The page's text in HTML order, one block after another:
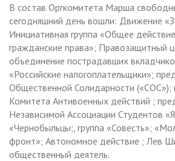
В состав Оргкомитета Марша
сегодняшний день вошли: Движение
Инициативная группа «Общее
гражданские права»; Правозащитный
объединение пострадавших
«Российские налогоплательщики»;
Общественной Солидарности («СОС»);
Комитета Антивоенных действий ;
Независимой Ассоциации Студентов
«Чернобыльцы;, группа «Совесть»;
фронт»; Автономное действие ; Лев
общественный деятель.